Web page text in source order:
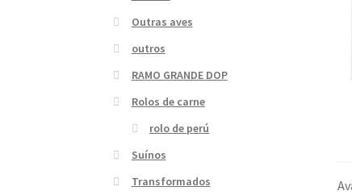
Outras aves
outros
RAMO GRANDE DOP
Rolos de carne
rolo de perú
Suínos
Transformados